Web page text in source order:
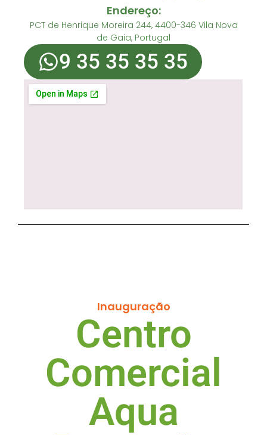
Endereço:
PCT de Henrique Moreira 244, 4400-346 Vila Nova
de Gaia, Portugal
9 35 35 35 35
Inauguração
Centro
Comercial
Aqua